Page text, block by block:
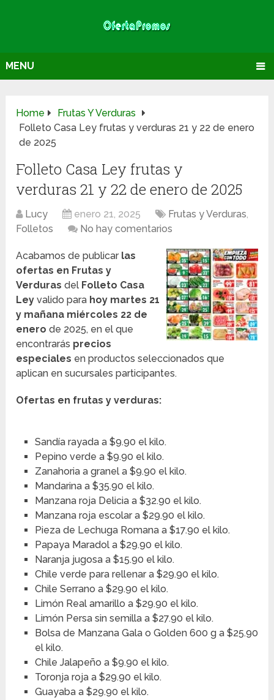
MENU
Home
Frutas Y Verduras
Folleto Casa Ley frutas y verduras 21 y 22 de enero
de 2025
Folleto Casa Ley frutas y
verduras 21 y 22 de enero de 2025
Lucy enero 21, 2025 Frutas y Verduras,
Folletos
No hay comentarios
Acabamos de publicar las
ofertas en Frutas y
Verdurasdel Folleto Casa
Ley valido para hoy martes 21
y mañana miércoles 22 de
enero de 2025, en el que
encontrarás precios
especiales en productos seleccionados que
aplican en sucursales participantes.
Ofertas en frutas y verduras:
Sandía rayada a $9.90 el kilo.
Pepino verde a $9.90 el kilo.
Zanahoria a granel a $9.90 el kilo.
Mandarina a $35.90 el kilo.
Manzana roja Delicia a $32.90 el kilo.
Manzana roja escolar a $29.90 el kilo.
Pieza de Lechuga Romana a $17.90 el kilo.
Papaya Maradol a $29.90 el kilo.
Naranja jugosa a $15.90 el kilo.
Chile verde para rellenar a $29.90 el kilo.
Chile Serrano a $29.90 el kilo.
Limón Real amarillo a $29.90 el kilo.
Limón Persa sin semilla a $27.90 el kilo.
Bolsa de Manzana Gala o Golden 600 g a $25.90
el kilo.
Chile Jalapeño a $9.90 el kilo.
Toronja roja a $29.90 el kilo.
Guayaba a $29.90 el kilo.